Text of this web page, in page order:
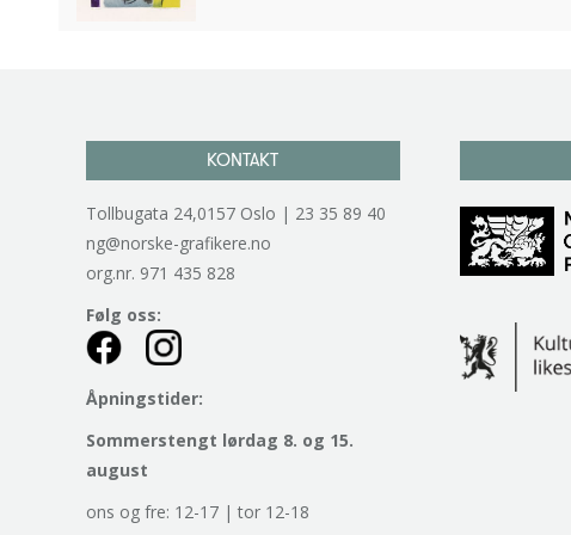
KONTAKT
Tollbugata 24,0157 Oslo | 23 35 89 40
ng@norske-grafikere.no
org.nr. 971 435 828
Følg oss:
Åpningstider:
Sommerstengt lørdag 8. og 15.
august
ons og fre: 12-17 | tor 12-18